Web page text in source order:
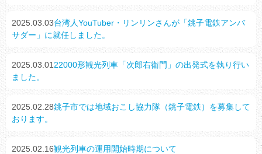
2025.03.03台湾人YouTuber・リンリンさんが「銚子電鉄アンバ
サダー」に就任しました。
2025.03.01 22000形観光列車「次郎右衛門」の出発式を執り行い
ました。
2025.02.28銚子市では地域おこし協力隊（銚子電鉄）を募集して
おります。
2025.02.16観光列車の運用開始時期について